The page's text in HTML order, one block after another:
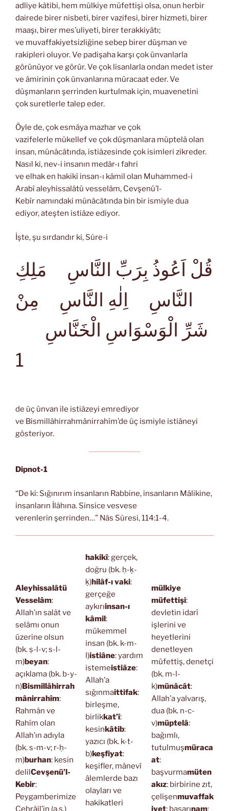
adliye kâtibi, hem mülkiye müfettişi olsa, onun herbir
dairede birer nisbeti, birer vazifesi, birer hizmeti, birer
maaşı, birer mes’uliyeti, birer terakkiyâtı;
ve muvaffakiyetsizliğine sebep birer düşman ve
rakipleri oluyor. Ve padişaha karşı çok ünvanlarla
görünüyor ve görür. Ve çok lisanlarla ondan medet ister
ve âmirinin çok ünvanlarına müracaat eder. Ve
düşmanların şerrinden kurtulmak için, muavenetini
çok suretlerle talep eder.
Öyle de, çok esmâya mazhar ve çok
vazifelerle mükellef ve çok düşmanlara müptelâ olan
insan, münâcâtında, istiâzesinde çok isimleri zikreder.
Nasıl ki, nev-i insanın medâr-ı fahri
ve elhak en hakikî insan-ı kâmil olan Muhammed-i
Arabî aleyhissalâtü vesselâm, Cevşenü’l-
Kebîr namındaki münâcâtında bin bir ismiyle dua
ediyor, ateşten istiâze ediyor.
İşte, şu sırdandır ki, Sûre-i
قُلْ اَعُوذُ بِرَبِّ النَّاسِ مَلِكِ
النَّاسِ اِلٰهِ النَّاسِ مِنْ
شَرِّ الْوَسْوَاسِ الْخَنَّاسِ
1
de üç ünvan ile istiâzeyi emrediyor
ve Bismillâhirrahmânirrahîm’de üç ismiyle istiâneyi
gösteriyor.
Dipnot-1
“De ki: Sığınırım insanların Rabbine, insanların Mâlikine,
insanların İlâhına. Sinsice vesvese
verenlerin şerrinden…” Nâs Sûresi, 114:1-4.
Aleyhissalâtü
Vesselâm:
Allah’ın salât ve
selâmı onun
üzerine olsun
(bk. ṣ-l-v; s-l-
m)beyan:
açıklama (bk. b-y-
n)Bismillâhirrah
mânirrahîm:
Rahmân ve
Rahîm olan
Allah’ın adıyla
(bk. s-m-v; r-ḥ-
m)burhan: kesin
delilCevşenü’l-
Kebir:
Peygamberimize
Cebrâil’in (a.s.)
hakikî: gerçek,
doğru (bk. ḥ-ḳ-
ḳ)hilâf-ı vaki:
gerçeğe
aykırıinsan-ı
kâmil:
mükemmel
insan (bk. k-m-
l)istiâne: yardım
istemeistiâze:
Allah’a
sığınmaittifak:
birleşme,
birlikkat’î:
kesinkâtib:
yazıcı (bk. k-t-
b)keşfiyat:
keşifler, mânevî
âlemlerde bazı
olayları ve
hakikatleri
mülkiye
müfettişi:
devletin idarî
işlerini ve
heyetlerini
denetleyen
müfettiş, denetçi
(bk. m-l-
k)münâcât:
Allah’a yalvarış,
dua (bk. n-c-
v)müptelâ:
bağımlı,
tutulmuşmüraca
at:
başvurmamüten
akız: birbirine zıt,
çelişenmuvaffak
iyet: başarınam: